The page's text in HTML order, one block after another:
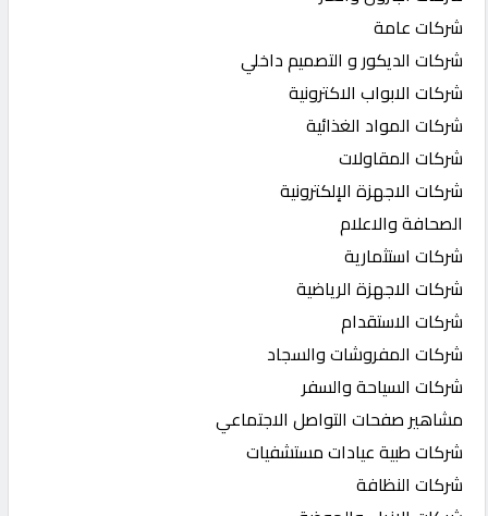
شركات عامة
شركات الديكور و التصميم داخلي
شركات الابواب الاكترونية
شركات المواد الغذائية
شركات المقاولات
شركات الاجهزة الإلكترونية
الصحافة والاعلام
شركات استثمارية
شركات الاجهزة الرياضية
شركات الاستقدام
شركات المفروشات والسجاد
شركات السياحة والسفر
مشاهير صفحات التواصل الاجتماعي
شركات طبية عيادات مستشفيات
شركات النظافة